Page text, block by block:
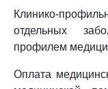
Клинико-
отдельных
профилем
Оплата